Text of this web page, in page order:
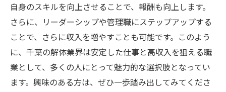
自身のスキルを向上させることで、報酬も向上します。
さらに、リーダーシップや管理職にステップアップする
ことで、さらに収入を増やすことも可能です。このよう
に、千葉の解体業界は安定した仕事と高収入を狙える職
業として、多くの人にとって魅力的な選択肢となってい
ます。興味のある方は、ぜひ一歩踏み出してみてくださ